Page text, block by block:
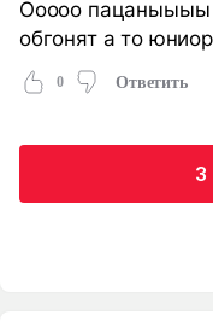
Ооооо пацаныыыы
обгонят а то
0 Ответить
3